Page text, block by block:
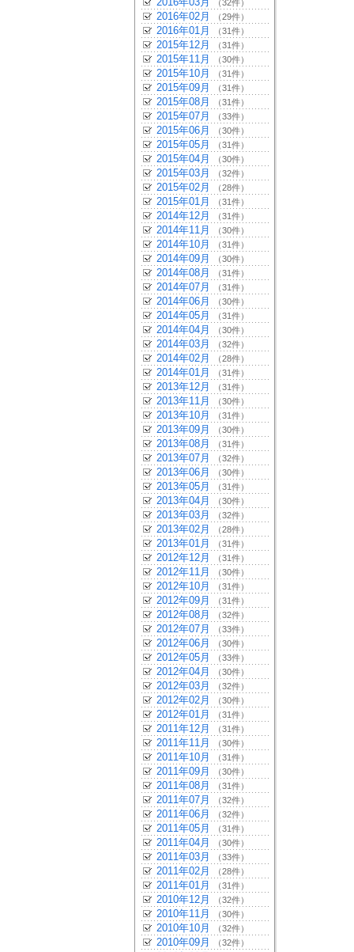
（32件）
2016年02月 （29件）
2016年01月 （31件）
2015年12月 （31件）
2015年11月 （30件）
2015年10月 （31件）
2015年09月 （31件）
2015年08月 （31件）
2015年07月 （33件）
2015年06月 （30件）
2015年05月 （31件）
2015年04月 （30件）
2015年03月 （32件）
2015年02月 （28件）
2015年01月 （31件）
2014年12月 （31件）
2014年11月 （30件）
2014年10月 （31件）
2014年09月 （30件）
2014年08月 （31件）
2014年07月 （31件）
2014年06月 （30件）
2014年05月 （31件）
2014年04月 （30件）
2014年03月 （32件）
2014年02月 （28件）
2014年01月 （31件）
2013年12月 （31件）
2013年11月 （30件）
2013年10月 （31件）
2013年09月 （30件）
2013年08月 （31件）
2013年07月 （32件）
2013年06月 （30件）
2013年05月 （31件）
2013年04月 （30件）
2013年03月 （32件）
2013年02月 （28件）
2013年01月 （31件）
2012年12月 （31件）
2012年11月 （30件）
2012年10月 （31件）
2012年09月 （31件）
2012年08月 （32件）
2012年07月 （33件）
2012年06月 （30件）
2012年05月 （33件）
2012年04月 （30件）
2012年03月 （32件）
2012年02月 （30件）
2012年01月 （31件）
2011年12月 （31件）
2011年11月 （30件）
2011年10月 （31件）
2011年09月 （30件）
2011年08月 （31件）
2011年07月 （32件）
2011年06月 （32件）
2011年05月 （31件）
2011年04月 （30件）
2011年03月 （33件）
2011年02月 （28件）
2011年01月 （31件）
2010年12月 （32件）
2010年11月 （30件）
2010年10月 （32件）
2010年09月 （32件）